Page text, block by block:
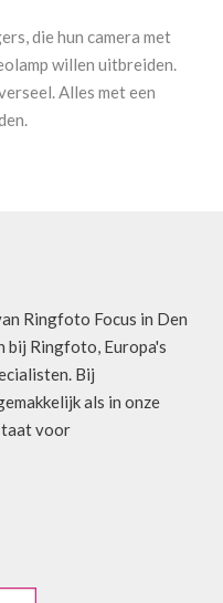
die hun camera met
willen uitbreiden.
Alles met een
Ringfoto Focus in Den
bij Ringfoto, Europa's
Bij
als in onze
voor